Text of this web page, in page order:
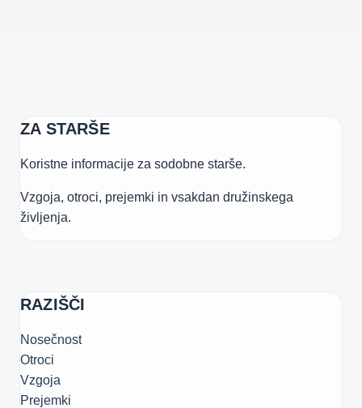
ZA STARŠE
Koristne informacije za sodobne starše.
Vzgoja, otroci, prejemki in vsakdan družinskega
življenja.
RAZIŠČI
Nosečnost
Otroci
Vzgoja
Prejemki